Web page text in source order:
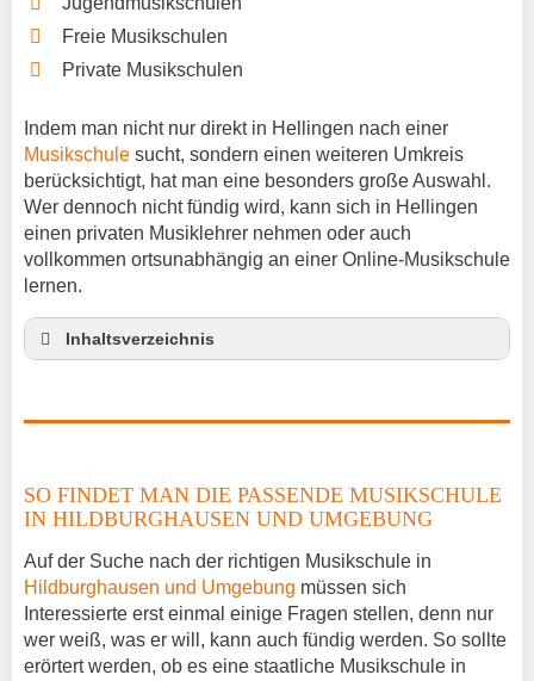
Freie Musikschulen
Private Musikschulen
Indem man nicht nur direkt in Hellingen nach einer
Musikschule sucht, sondern einen weiteren Umkreis
berücksichtigt, hat man eine besonders große Auswahl.
Wer dennoch nicht fündig wird, kann sich in Hellingen
einen privaten Musiklehrer nehmen oder auch
vollkommen ortsunabhängig an einer Online-Musikschule
lernen.
Inhaltsverzeichnis
Gitarrenunterricht Hellingen
Musiklehrer Stellenangebote – Hellingen
SO FINDET MAN DIE PASSENDE MUSIKSCHULE
IN HILDBURGHAUSEN UND UMGEBUNG
Auf der Suche nach der richtigen Musikschule in
Hildburghausen und Umgebung müssen sich
Interessierte erst einmal einige Fragen stellen, denn nur
wer weiß, was er will, kann auch fündig werden. So sollte
erörtert werden, ob es eine staatliche Musikschule in